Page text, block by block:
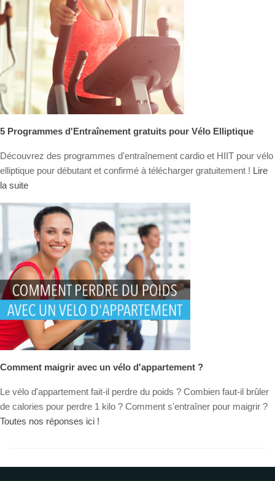
5 Programmes d'Entraînement gratuits pour Vélo Elliptique
Découvrez des programmes d'entraînement cardio et HIIT pour vélo
elliptique pour débutant et confirmé à télécharger gratuitement ! Lire
la suite
Comment maigrir avec un vélo d'appartement ?
Le vélo d'appartement fait-il perdre du poids ? Combien faut-il brûler
de calories pour perdre 1 kilo ? Comment s'entraîner pour maigrir ?
Toutes nos réponses ici !